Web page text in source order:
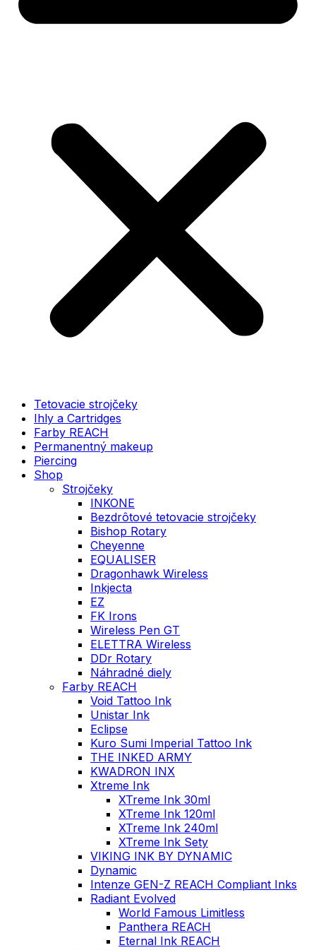
Tetovacie strojčeky
Ihly a Cartridges
Farby REACH
Permanentný makeup
Piercing
Shop
Strojčeky
INKONE
Bezdrôtové tetovacie strojčeky
Bishop Rotary
Cheyenne
EQUALISER
Dragonhawk Wireless
Inkjecta
EZ
FK Irons
Wireless Pen GT
ELETTRA Wireless
DDr Rotary
Náhradné diely
Farby REACH
Void Tattoo Ink
Unistar Ink
Eclipse
Kuro Sumi Imperial Tattoo Ink
THE INKED ARMY
KWADRON INX
Xtreme Ink
XTreme Ink 30ml
XTreme Ink 120ml
XTreme Ink 240ml
XTreme Ink Sety
VIKING INK BY DYNAMIC
Dynamic
Intenze GEN-Z REACH Compliant Inks
Radiant Evolved
World Famous Limitless
Panthera REACH
Eternal Ink REACH